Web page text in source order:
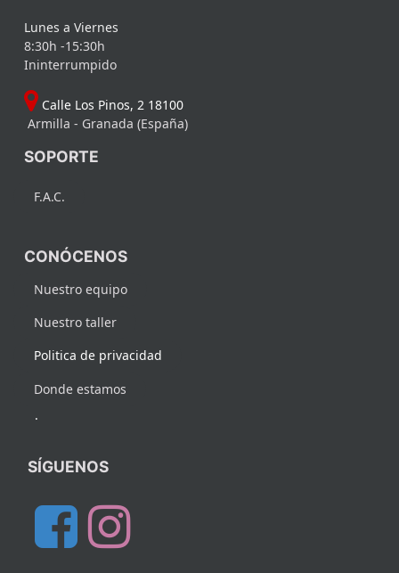
Lunes a Viernes
8:30h -15:30h
Ininterrumpido
Calle Los Pinos, 2 18100
Armilla - Granada (España)
SOPORTE
F.A.C.
CONÓCENOS
Nuestro equipo
Nuestro taller
Politica de privacidad
Donde estamos
.
SÍGUENOS